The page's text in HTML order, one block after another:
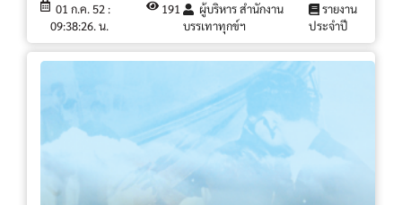
01 ก.ค. 52 :
09:38:26. น.
191
ผู้บริหาร สำนักงาน
บรรเทาทุกข์ฯ
รายงาน
ประจำปี